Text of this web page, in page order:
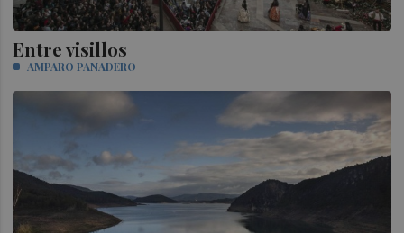
Entre visillos
AMPARO PANADERO